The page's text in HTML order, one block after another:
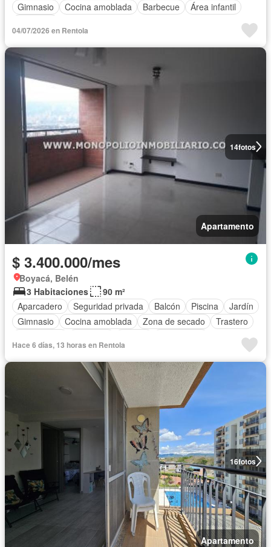
Gimnasio
Cocina amoblada Barbecue
Área infantil
04/07/2026 en Rentola
14fotos
Apartamento
$ 3.400.000/mes
Boyacá, Belén
3 Habitaciones
90 m²
Aparcadero
Seguridad privada Balcón Piscina
Jardín
Gimnasio
Cocina amoblada Zona de secado
Trastero
Hace 6 días, 13 horas en Rentola
16fotos
Apartamento